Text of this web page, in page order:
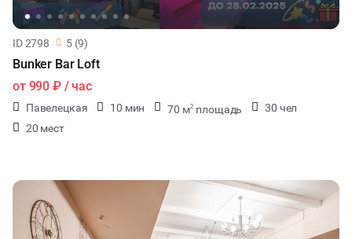
ID 2798 5 (9)
Bunker Bar Loft
от 990 ₽/ час
Павелецкая 10 мин 70 м2 площадь
30 чел
20 мест